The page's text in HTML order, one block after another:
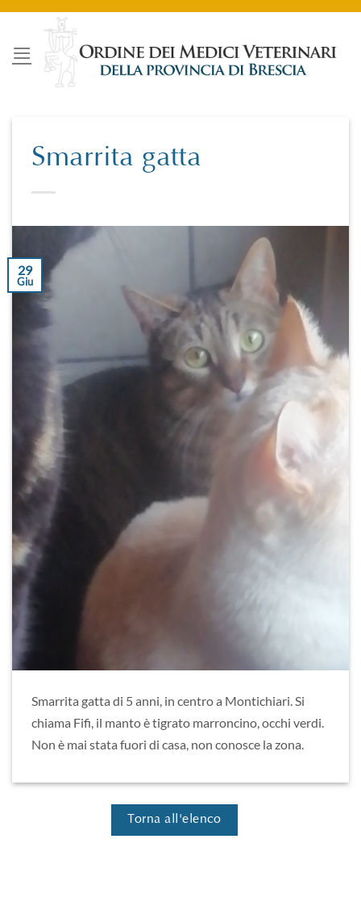
Salta
contenuti
Smarrita gatta
29
Giu
Smarrita gatta di 5 anni, in centro a Montichiari. Si
chiama Fifi, il manto è tigrato marroncino, occhi verdi.
Non è mai stata fuori di casa, non conosce la zona.
Torna all'elenco